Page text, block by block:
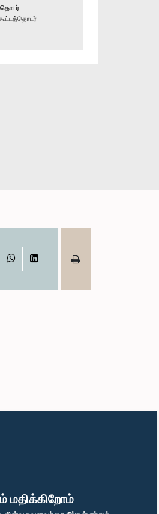
மதிக்கிறோம்
WhatsAppLinkedIn